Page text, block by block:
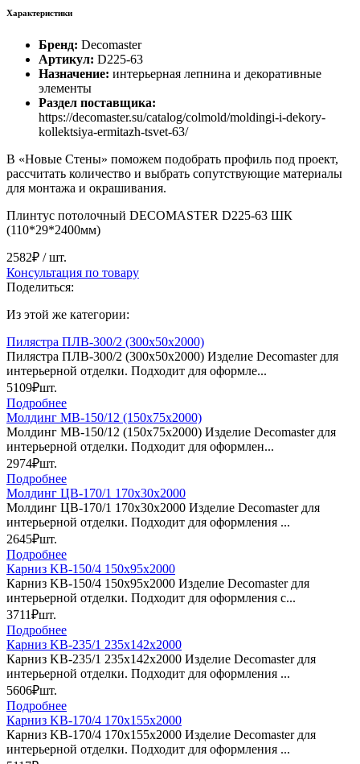
Характеристики
Бренд: Decomaster
Артикул: D225-63
Назначение: интерьерная лепнина и декоративные
элементы
Раздел поставщика:
https://decomaster.su/catalog/colmold/moldingi-i-dekory-
kollektsiya-ermitazh-tsvet-63/
В «Новые Стены» поможем подобрать профиль под проект,
рассчитать количество и выбрать сопутствующие материалы
для монтажа и окрашивания.
Плинтус потолочный DECOMASTER D225-63 ШК
(110*29*2400мм)
2582₽ / шт.
Консультация по товару
Поделиться:
Из этой же категории:
Пилястра ПЛВ-300/2 (300х50х2000)
Пилястра ПЛВ-300/2 (300х50х2000) Изделие Decomaster для
интерьерной отделки. Подходит для оформле...
5109₽шт.
Подробнее
Молдинг МВ-150/12 (150х75х2000)
Молдинг МВ-150/12 (150х75х2000) Изделие Decomaster для
интерьерной отделки. Подходит для оформлен...
2974₽шт.
Подробнее
Молдинг ЦB-170/1 170х30х2000
Молдинг ЦB-170/1 170х30х2000 Изделие Decomaster для
интерьерной отделки. Подходит для оформления ...
2645₽шт.
Подробнее
Карниз KB-150/4 150х95х2000
Карниз KB-150/4 150х95х2000 Изделие Decomaster для
интерьерной отделки. Подходит для оформления с...
3711₽шт.
Подробнее
Карниз KB-235/1 235х142х2000
Карниз KB-235/1 235х142х2000 Изделие Decomaster для
интерьерной отделки. Подходит для оформления ...
5606₽шт.
Подробнее
Карниз KB-170/4 170х155х2000
Карниз KB-170/4 170х155х2000 Изделие Decomaster для
интерьерной отделки. Подходит для оформления ...